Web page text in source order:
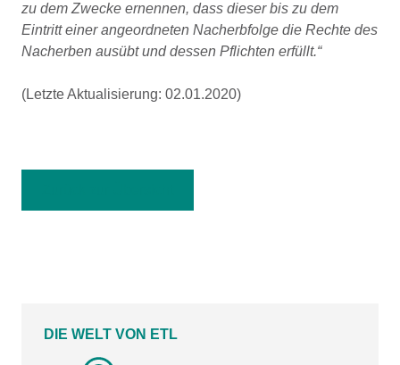
zu dem Zwecke ernennen, dass dieser bis zu dem
Eintritt einer angeordneten Nacherbfolge die Rechte des
Nacherben ausübt und dessen Pflichten erfüllt.“
(Letzte Aktualisierung: 02.01.2020)
DIE WELT VON ETL